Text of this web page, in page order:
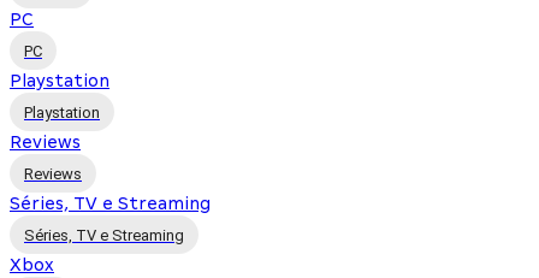
PC
PC
Playstation
Playstation
Reviews
Reviews
Séries, TV e Streaming
Séries, TV e Streaming
Xbox